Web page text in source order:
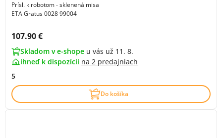
Prísl. k robotom - sklenená misa
ETA Gratus 0028 99004
Cena s DPH:
107.90 €
Skladom v e-shope u vás už 11. 8.
ihneď k dispozícii na 2 predajniach
5
Do košíka